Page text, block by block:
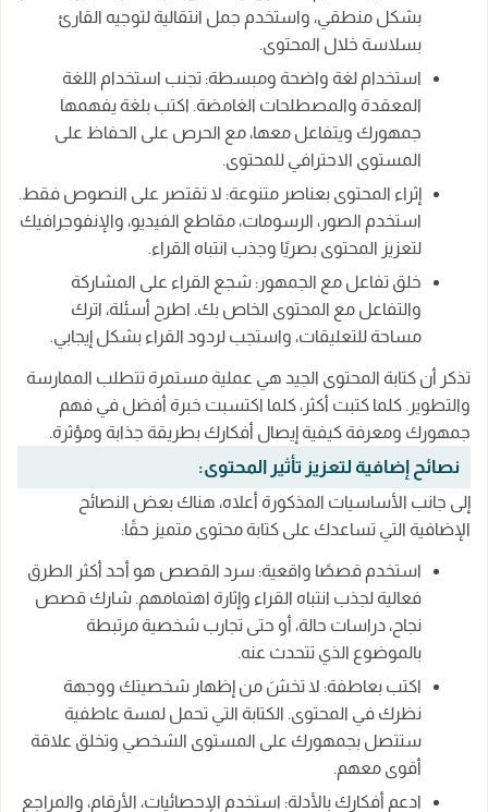
بشكل منطقي، واستخدم جمل انتقالية لتوجيه القارئ
بسلاسة خلال المحتوى.
استخدام لغة واضحة ومبسطة: تجنب استخدام اللغة
المعقدة والمصطلحات الغامضة. اكتب بلغة يفهمها
جمهورك ويتفاعل معها، مع الحرص على الحفاظ على
المستوى الاحترافي للمحتوى.
إثراء المحتوى بعناصر متنوعة: لا تقتصر على النصوص فقط.
استخدم الصور، الرسومات، مقاطع الفيديو، والإنفوجرافيك
لتعزيز المحتوى بصريًا وجذب انتباه القراء.
خلق تفاعل مع الجمهور: شجع القراء على المشاركة
والتفاعل مع المحتوى الخاص بك. اطرح أسئلة، اترك
مساحة للتعليقات، واستجب لردود القراء بشكل إيجابي.
تذكر أن كتابة المحتوى الجيد هي عملية مستمرة تتطلب الممارسة
والتطوير. كلما كتبت أكثر، كلما اكتسبت خبرة أفضل في فهم
جمهورك ومعرفة كيفية إيصال أفكارك بطريقة جذابة ومؤثرة.
نصائح إضافية لتعزيز تأثير المحتوى:
إلى جانب الأساسيات المذكورة أعلاه، هناك بعض النصائح
الإضافية التي تساعدك على كتابة محتوى متميز حقًا:
استخدم قصصًا واقعية: سرد القصص هو أحد أكثر الطرق
فعالية لجذب انتباه القراء وإثارة اهتمامهم. شارك قصص
نجاح، دراسات حالة، أو حتى تجارب شخصية مرتبطة
بالموضوع الذي تتحدث عنه.
اكتب بعاطفة: لا تخشَ من إظهار شخصيتك ووجهة
نظرك في المحتوى. الكتابة التي تحمل لمسة عاطفية
ستتصل بجمهورك على المستوى الشخصي وتخلق علاقة
أقوى معهم.
ادعم أفكارك بالأدلة: استخدم الإحصائيات، الأرقام، والمراجع